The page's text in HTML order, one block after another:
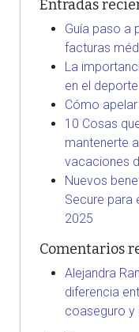
Entradas
Guía paso a
facturas
La
en el
Cómo
10 Cosas
mantenerte
vacaciones
Nuevos
Secure para
2025
Comentarios
Alejandra
diferencia
coaseguro y